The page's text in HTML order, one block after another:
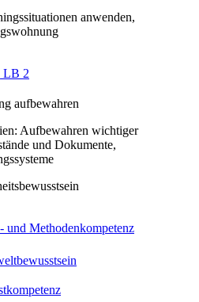
anwenden,
LB 2
aufbewahren
Aufbewahren wichtiger
und Dokumente,
und Methodenkompetenz